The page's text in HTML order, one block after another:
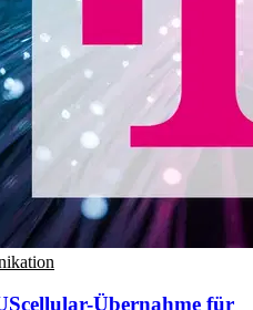
Übernahme für